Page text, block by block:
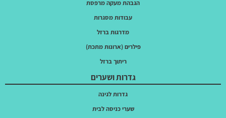
הגבהת מעקה מרפסת
עבודות מסגרות
מדרגות ברזל
פילרים (ארונות מתכת)
ריתוך ברזל
גדרות ושערים
גדרות לגינה
שערי כניסה לבית